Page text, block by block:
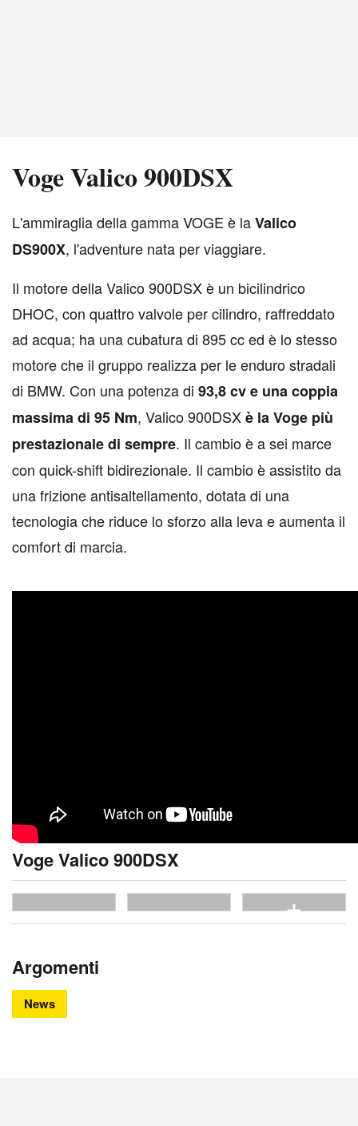
Voge Valico 900DSX
L'ammiraglia della gamma VOGE è laValico
DS900X, l'adventure nata per viaggiare.
Il motore della Valico 900DSX è un bicilindrico
DHOC, con quattro valvole per cilindro, raffreddato
ad acqua; ha una cubatura di 895 cc ed è lo stesso
motore che il gruppo realizza per le enduro stradali
di BMW. Con una potenza di 93,8 cv e una coppia
massima di 95 Nm, Valico 900DSXè la Voge più
prestazionale di sempre. Il cambio è a sei marce
con quick-shift bidirezionale. Il cambio è assistito da
una frizione antisaltellamento, dotata di una
tecnologia che riduce lo sforzo alla leva e aumenta il
comfort di marcia.
Voge Valico 900DSX
Argomenti
News